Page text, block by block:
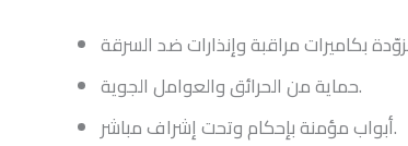
حماية من الحرائق والعوامل الجوية.
أبواب مؤمنة بإحكام وتحت إشراف مباشر.